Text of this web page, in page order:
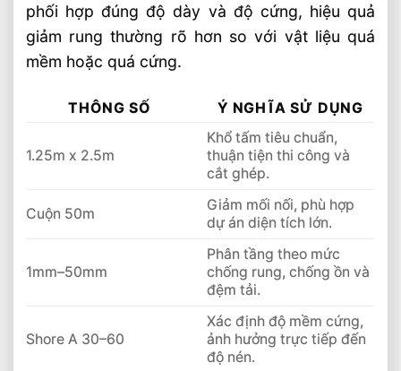
phối hợp đúng độ dày và độ cứng, hiệu quả
giảm rung thường rõ hơn so với vật liệu quá
mềm hoặc quá cứng.
THÔNG SỐ Ý NGHĨA SỬ DỤNG
1.25m x 2.5m
Khổ tấm tiêu chuẩn,
thuận tiện thi công và
cắt ghép.
Cuộn 50m
Giảm mối nối, phù hợp
dự án diện tích lớn.
1mm–50mm
Phân tầng theo mức
chống rung, chống ồn và
đệm tải.
Shore A 30–60
Xác định độ mềm cứng,
ảnh hưởng trực tiếp đến
độ nén.